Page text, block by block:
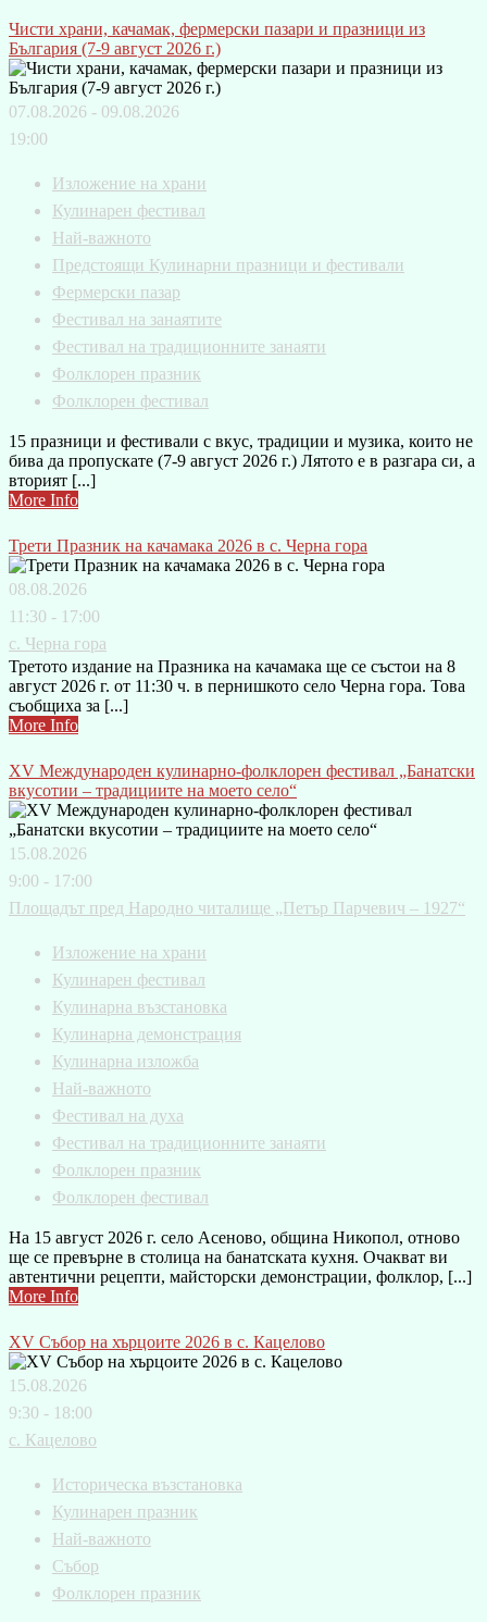
Чисти храни, качамак, фермерски пазари и празници из
България (7-9 август 2026 г.)
07.08.2026 - 09.08.2026
19:00
Изложение на храни
Кулинарен фестивал
Най-важното
Предстоящи Кулинарни празници и фестивали
Фермерски пазар
Фестивал на занаятите
Фестивал на традиционните занаяти
Фолклорен празник
Фолклорен фестивал
15 празници и фестивали с вкус, традиции и музика, които не
бива да пропускате (7-9 август 2026 г.) Лятото е в разгара си, а
вторият [...]
More Info
Трети Празник на качамака 2026 в с. Черна гора
08.08.2026
11:30 - 17:00
с. Черна гора
Третото издание на Празника на качамака ще се състои на 8
август 2026 г. от 11:30 ч. в пернишкото село Черна гора. Това
съобщиха за [...]
More Info
XV Международен кулинарно-фолклорен фестивал „Банатски
вкусотии – традициите на моето село“
15.08.2026
9:00 - 17:00
Площадът пред Народно читалище „Петър Парчевич – 1927“
Изложение на храни
Кулинарен фестивал
Кулинарна възстановка
Кулинарна демонстрация
Кулинарна изложба
Най-важното
Фестивал на духа
Фестивал на традиционните занаяти
Фолклорен празник
Фолклорен фестивал
На 15 август 2026 г. село Асеново, община Никопол, отново
ще се превърне в столица на банатската кухня. Очакват ви
автентични рецепти, майсторски демонстрации, фолклор, [...]
More Info
XV Събор на хърцоите 2026 в с. Кацелово
15.08.2026
9:30 - 18:00
с. Кацелово
Историческа възстановка
Кулинарен празник
Най-важното
Събор
Фолклорен празник